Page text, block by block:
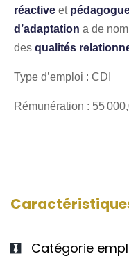
réactive et
d’adaptation a de
des qualités
Type d’emploi : CDI
Rémunération : 55
Catégorie